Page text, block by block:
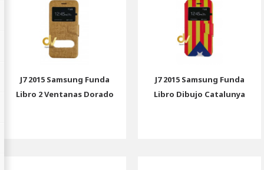
J7 2015 Samsung Funda
Libro 2 Ventanas Dorado
J7 2015 Samsung Funda
Libro Dibujo Catalunya